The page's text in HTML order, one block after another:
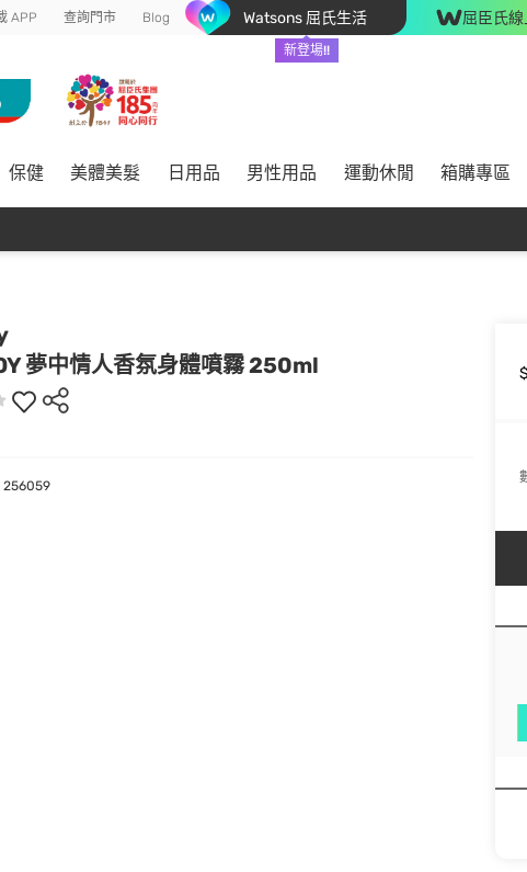
APP 查詢門市 Blog Watsons 屈氏生活
新登場!!
屈臣氏
保健 美體美髮 日用品 男性用品 運動休閒 箱購專區
夢中情人香氛身體噴霧 250ml
$
256059